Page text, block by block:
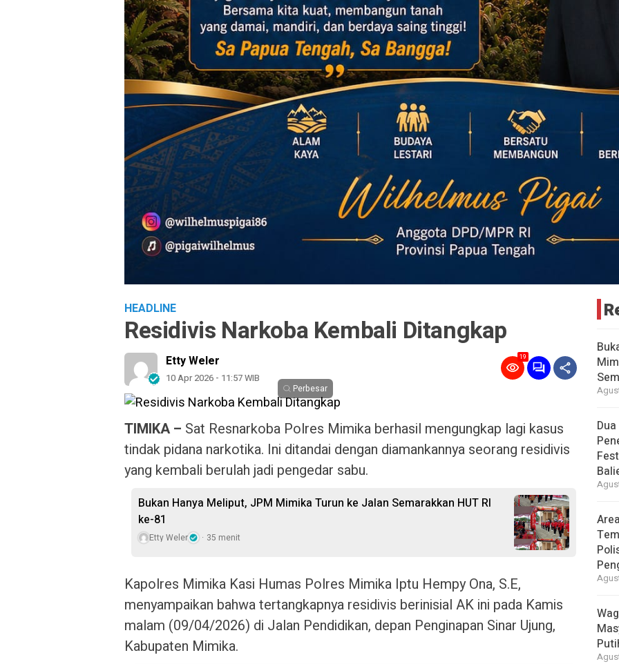
HEADLINE
Residivis Narkoba Kembali Ditangkap
Etty Weler
10 Apr 2026 - 11:57 WIB
19
Perbesar
TIMIKA – Sat Resnarkoba Polres Mimika berhasil mengungkap lagi kasus
tindak pidana narkotika. Ini ditandai dengan diamankannya seorang residivis
yang kembali berulah jadi pengedar sabu.
Bukan Hanya Meliput, JPM Mimika Turun ke Jalan Semarakkan HUT RI
ke-81
Etty Weler 35 menit
Kapolres Mimika Kasi Humas Polres Mimika Iptu Hempy Ona, S.E,
menyampaikan bahwa tertangkapnya residivis berinisial AK ini pada Kamis
malam (09/04/2026) di Jalan Pendidikan, depan Penginapan Sinar Ujung,
Kabupaten Mimika.